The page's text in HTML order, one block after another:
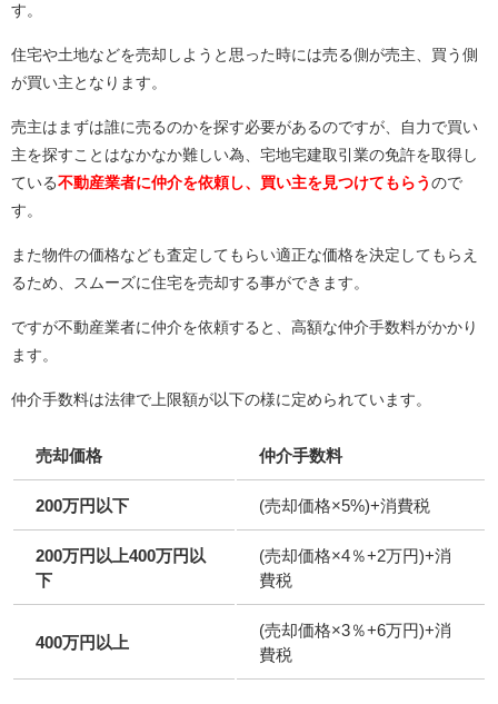
す。
住宅や土地などを売却しようと思った時には売る側が売主、買う側
が買い主となります。
売主はまずは誰に売るのかを探す必要があるのですが、自力で買い
主を探すことはなかなか難しい為、宅地宅建取引業の免許を取得し
ている不動産業者に仲介を依頼し、買い主を見つけてもらうので
す。
また物件の価格なども査定してもらい適正な価格を決定してもらえ
るため、スムーズに住宅を売却する事ができます。
ですが不動産業者に仲介を依頼すると、高額な仲介手数料がかかり
ます。
仲介手数料は法律で上限額が以下の様に定められています。
売却価格 仲介手数料
200万円以下 (売却価格×5%)+消費税
200万円以上400万円以
下
(売却価格×4％+2万円)+消
費税
400万円以上
(売却価格×3％+6万円)+消
費税